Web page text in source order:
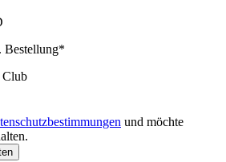
Bestellung*
und möchte